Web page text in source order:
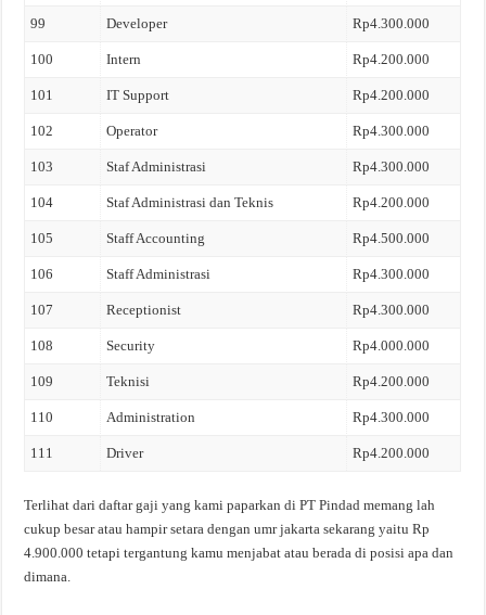
99 Developer Rp4.300.000
100 Intern Rp4.200.000
101 IT Support Rp4.200.000
102 Operator Rp4.300.000
103 Staf Administrasi Rp4.300.000
104 Staf Administrasi dan Teknis Rp4.200.000
105 Staff Accounting Rp4.500.000
106 Staff Administrasi Rp4.300.000
107 Receptionist Rp4.300.000
108 Security Rp4.000.000
109 Teknisi Rp4.200.000
110 Administration Rp4.300.000
111 Driver Rp4.200.000
Terlihat dari daftar gaji yang kami paparkan di PT Pindad memang lah
cukup besar atau hampir setara dengan umr jakarta sekarang yaitu Rp
4.900.000 tetapi tergantung kamu menjabat atau berada di posisi apa dan
dimana.